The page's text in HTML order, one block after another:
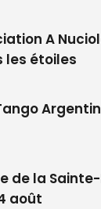
A
les étoiles
de la
août